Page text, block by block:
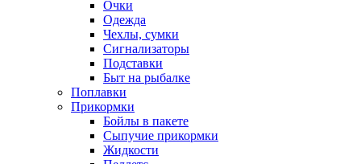
Очки
Одежда
Чехлы, сумки
Сигнализаторы
Подставки
Быт на рыбалке
Поплавки
Прикормки
Бойлы в пакете
Сыпучие прикормки
Жидкости